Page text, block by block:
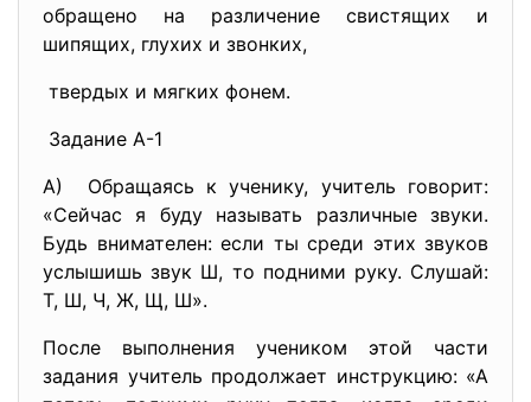
обращено на различение свистящих и
шипящих, глухих и звонких,
твердых и мягких фонем.
Задание А-1
А) Обращаясь к ученику, учитель говорит:
«Сейчас я буду называть различные звуки.
Будь внимателен: если ты среди этих звуков
услышишь звук Ш, то подними руку. Слушай:
Т, Ш, Ч, Ж, Щ, Ш».
После выполнения учеником этой части
задания учитель продолжает инструкцию: «А